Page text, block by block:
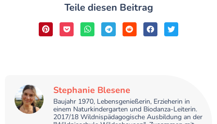
Teile diesen Beitrag
Stephanie Blesene
Baujahr 1970, Lebensgenießerin, Erzieherin in
einem Naturkindergarten und Biodanza-Leiterin.
2017/18 Wildnispädagogische Ausbildung an der